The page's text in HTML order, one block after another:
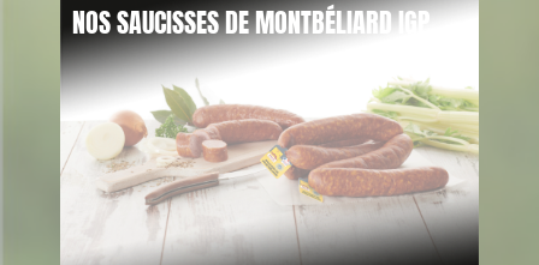
NOS SAUCISSES DE MONTBÉLIARD IGP